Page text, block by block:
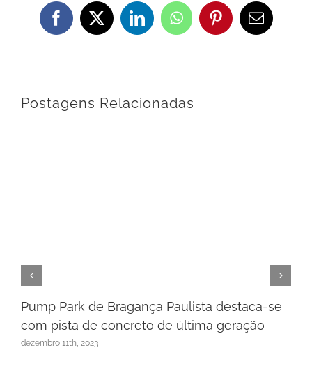
Facebook
X LinkedInWhatsApp
Pinterest
E-
mail
Postagens Relacionadas
Pump Park de Bragança Paulista destaca-se
com pista de concreto de última geração
dezembro 11th, 2023